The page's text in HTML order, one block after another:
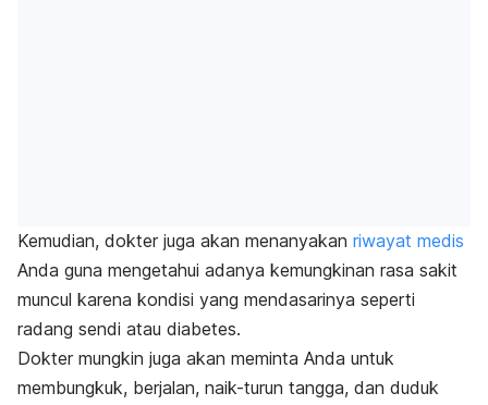
Kemudian, dokter juga akan menanyakan riwayat medis
Anda guna mengetahui adanya kemungkinan rasa sakit
muncul karena kondisi yang mendasarinya seperti
radang sendi atau diabetes.
Dokter mungkin juga akan meminta Anda untuk
membungkuk, berjalan, naik-turun tangga, dan duduk